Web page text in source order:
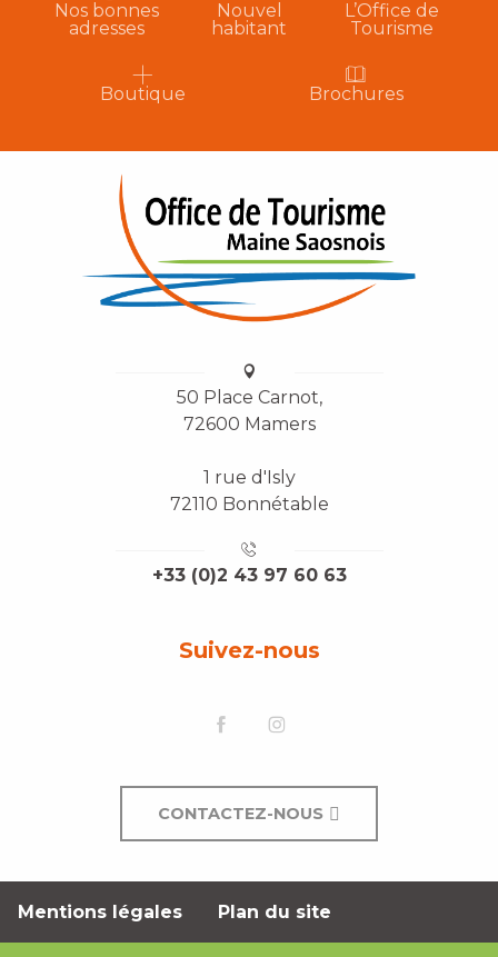
Nos bonnes
adresses
Nouvel
habitant
L’Office de
Tourisme
Boutique Brochures
50 Place Carnot,
72600 Mamers
1 rue d'Isly
72110 Bonnétable
+33 (0)2 43 97 60 63
Suivez-nous
CONTACTEZ-NOUS
Mentions légales Plan du site